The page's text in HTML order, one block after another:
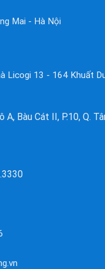
Mai - Hà Nội
Licogi 13 - 164 Khuất
A, Bàu Cát II, P.10, Q.